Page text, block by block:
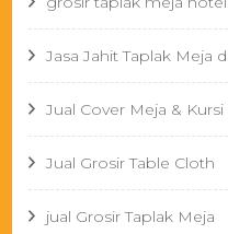
Jasa Jahit Taplak Meja
Jual Cover Meja & Kursi
Jual Grosir Table Cloth
jual Grosir Taplak Meja